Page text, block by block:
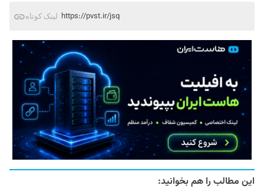
لینک کوتاه https://pvst.ir/jsq
این مطالب را هم بخوانید: